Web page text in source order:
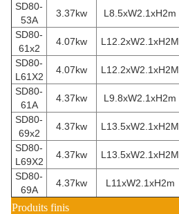
SD80-
53A
3.37kw L8.5xW2.1xH2m
SD80-
61x2
4.07kw L12.2xW2.1xH2M
SD80-
L61X2
4.07kw L12.2xW2.1xH2M
SD80-
61A
4.37kw L9.8xW2.1xH2m
SD80-
69x2
4.37kw L13.5xW2.1xH2M
SD80-
L69X2
4.37kw L13.5xW2.1xH2M
SD80-
69A
4.37kw L11xW2.1xH2m
Produits finis